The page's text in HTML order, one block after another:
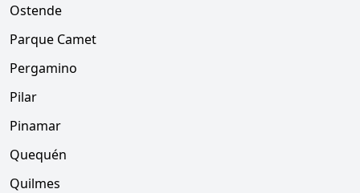
Ostende
Parque Camet
Pergamino
Pilar
Pinamar
Quequén
Quilmes